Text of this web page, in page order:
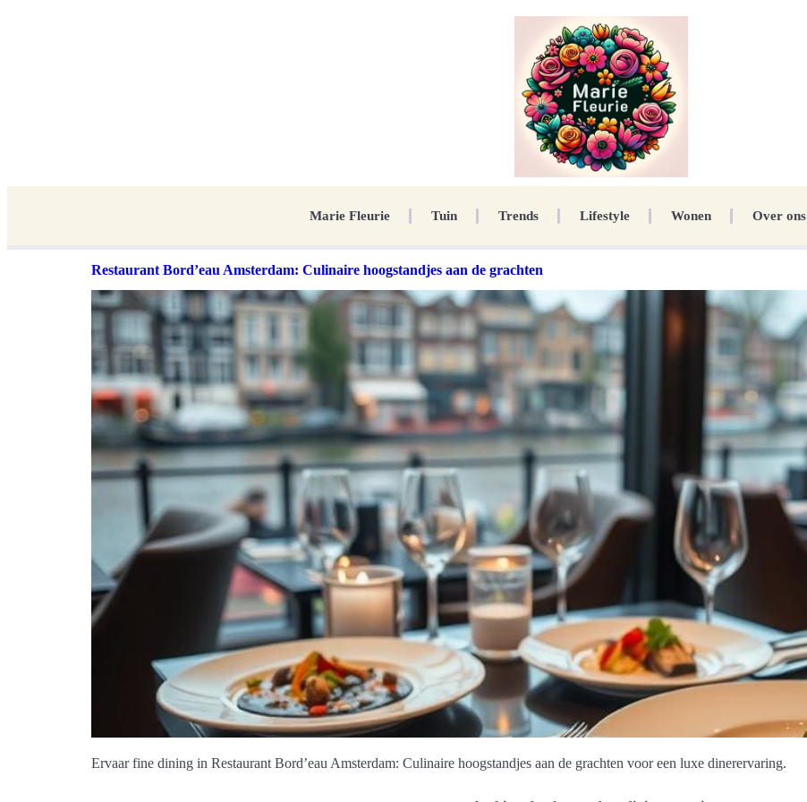
Marie Fleurie Tuin Trends Lifestyle Wonen Over ons
Restaurant Bord’eau Amsterdam: Culinaire hoogstandjes aan de grachten
Ervaar fine dining in Restaurant Bord’eau Amsterdam: Culinaire hoogstandjes aan de grachten voor een luxe dinerervaring.